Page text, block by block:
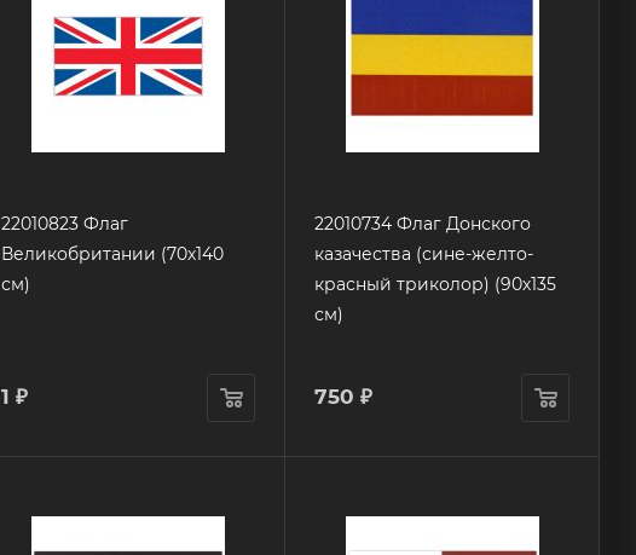
22010823 Флаг
Великобритании (70х140
см)
1 ₽
22010734 Флаг Донского
казачества (сине-желто-
красный триколор) (90х135
см)
750 ₽